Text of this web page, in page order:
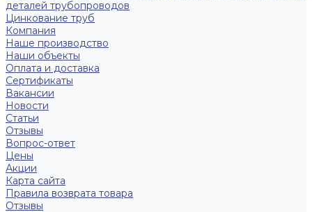
деталей трубопроводов
Цинкование труб
Компания
Наше производство
Наши объекты
Оплата и доставка
Сертификаты
Вакансии
Новости
Статьи
Отзывы
Вопрос-ответ
Цены
Акции
Карта сайта
Правила возврата товара
Отзывы